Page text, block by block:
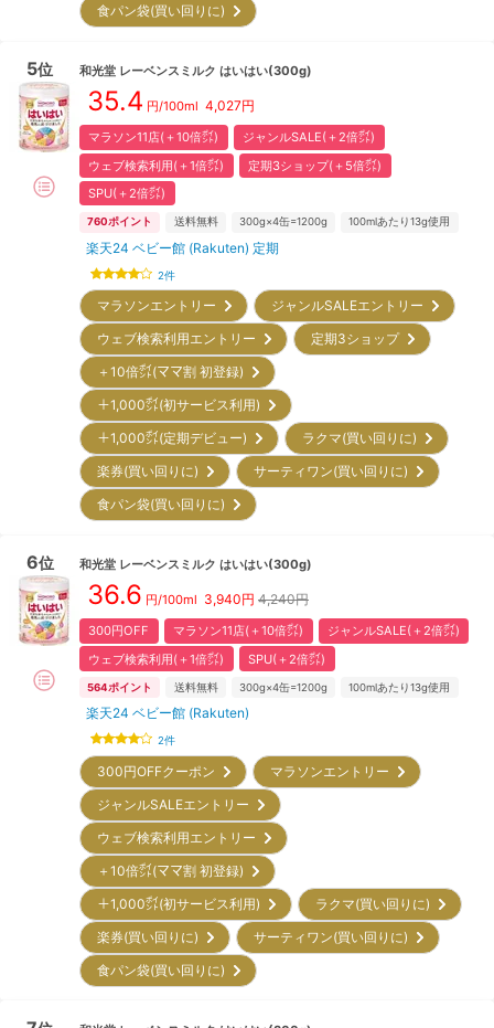
食パン袋(買い回りに)
5位 和光堂 レーベンスミルク はいはい(300g)
35.4 円/100ml 4,027円
マラソン11店(＋10倍㌽)
ジャンルSALE(＋2倍㌽)
ウェブ検索利用(＋1倍㌽)
定期3ショップ(＋5倍㌽)
SPU(＋2倍㌽)
760ポイント 送料無料 300g×4缶=1200g 100mlあたり13g使用
楽天24 ベビー館 (Rakuten) 定期
2件
マラソンエントリー
ジャンルSALEエントリー
ウェブ検索利用エントリー
定期3ショップ
＋10倍㌽(ママ割 初登録)
＋1,000㌽(初サービス利用)
＋1,000㌽(定期デビュー)
ラクマ(買い回りに)
楽券(買い回りに)
サーティワン(買い回りに)
食パン袋(買い回りに)
6位 和光堂 レーベンスミルク はいはい(300g)
36.6 円/100ml 3,940円 4,240円
300円OFF マラソン11店(＋10倍㌽)
ジャンルSALE(＋2倍㌽)
ウェブ検索利用(＋1倍㌽)
SPU(＋2倍㌽)
564ポイント 送料無料 300g×4缶=1200g 100mlあたり13g使用
楽天24 ベビー館 (Rakuten)
2件
300円OFFクーポン
マラソンエントリー
ジャンルSALEエントリー
ウェブ検索利用エントリー
＋10倍㌽(ママ割 初登録)
＋1,000㌽(初サービス利用)
ラクマ(買い回りに)
楽券(買い回りに)
サーティワン(買い回りに)
食パン袋(買い回りに)